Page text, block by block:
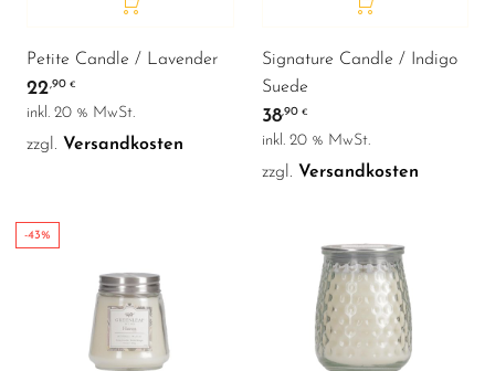
Petite Candle / Lavender
22,90 €
inkl. 20 % MwSt.
zzgl. Versandkosten
Signature Candle / Indigo
Suede
38,90€
inkl. 20 % MwSt.
zzgl. Versandkosten
-43%